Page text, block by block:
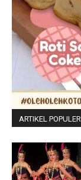
ARTIKEL POPULER